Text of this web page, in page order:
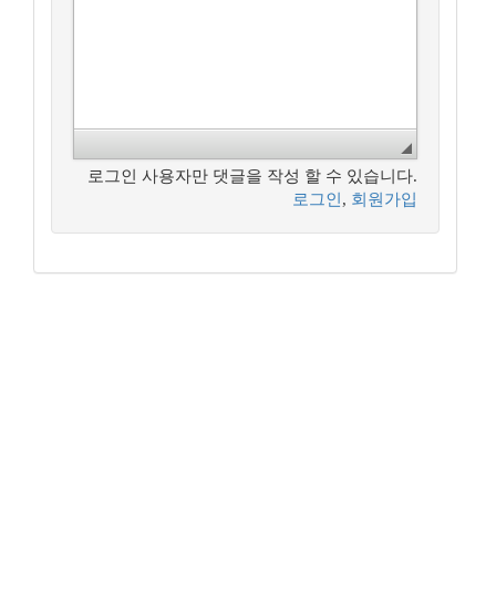
로그인 사용자만 댓글을 작성 할 수 있습니다.
로그인 , 회원가입